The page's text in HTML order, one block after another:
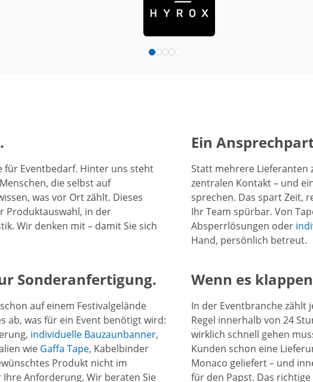
für Eventbedarf. Hinter uns steht
die selbst auf
was vor Ort zählt. Dieses
Produktauswahl, in der
Wir denken mit – damit Sie sich
Ein
Statt mehrere Lieferanten
zentralen Kontakt – und
sprechen. Das spart Zeit,
Ihr Team spürbar. Von
Absperrlösungen oder
Hand, persönlich betreut.
Sonderanfertigung.
auf einem Festivalgelände
ab, was für ein Event benötigt wird:
individuelle Bauzaunbanner,
wie Gaffa Tape, Kabelbinder
Produkt nicht im
Anforderung. Wir beraten Sie
Wenn es
In der Eventbranche zählt
Regel innerhalb von 24
wirklich schnell gehen
Kunden schon eine
Monaco geliefert – und
für den Papst. Das